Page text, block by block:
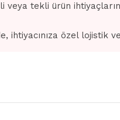
veya tekli ürün
ihtiyacınıza özel lojistik